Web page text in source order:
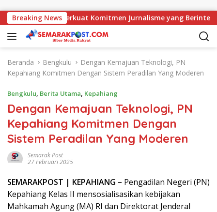
Breaking News
AMJ Perkuat Komitmen Jurnalisme yang Berintegritas
Beranda Bengkulu
Dengan Kemajuan Teknologi, PN
Kepahiang Komitmen Dengan Sistem Peradilan Yang Moderen
Bengkulu, Berita Utama, Kepahiang
Dengan Kemajuan Teknologi, PN
Kepahiang Komitmen Dengan
Sistem Peradilan Yang Moderen
Semarak Post
27 Februari 2025
SEMARAKPOST | KEPAHIANG – Pengadilan Negeri (PN)
Kepahiang Kelas II mensosialisasikan kebijakan
Mahkamah Agung (MA) RI dan Direktorat Jenderal